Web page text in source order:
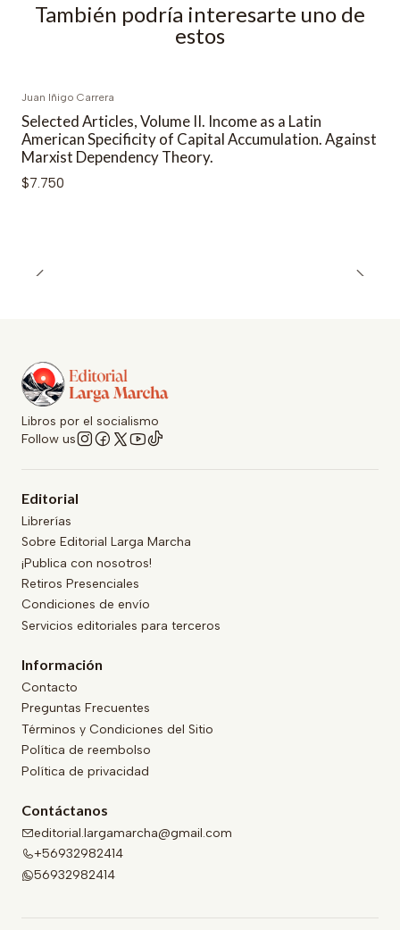
También podría interesarte uno de
estos
Juan Iñigo Carrera
Selected Articles, Volume II. Income as a Latin
American Specificity of Capital Accumulation. Against
Marxist Dependency Theory.
$7.750
Libros por el socialismo
Follow us
Editorial
Librerías
Sobre Editorial Larga Marcha
¡Publica con nosotros!
Retiros Presenciales
Condiciones de envío
Servicios editoriales para terceros
Información
Contacto
Preguntas Frecuentes
Términos y Condiciones del Sitio
Política de reembolso
Política de privacidad
Contáctanos
editorial.largamarcha@gmail.com
+56932982414
56932982414